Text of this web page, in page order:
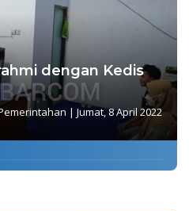
dengan Kedis
| Jumat, 8 April 2022